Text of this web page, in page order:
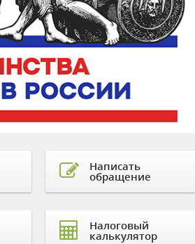
Написать
обращение
Налоговый
калькулятор